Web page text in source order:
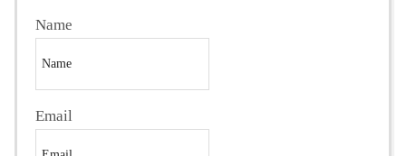
Name
Email